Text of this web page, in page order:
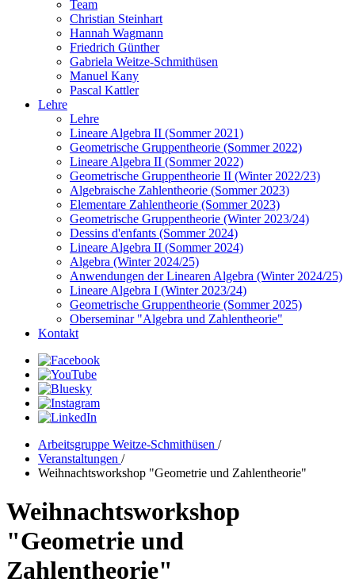
Team
Christian Steinhart
Hannah Wagmann
Friedrich Günther
Gabriela Weitze-Schmithüsen
Manuel Kany
Pascal Kattler
Lehre
Lehre
Lineare Algebra II (Sommer 2021)
Geometrische Gruppentheorie (Sommer 2022)
Lineare Algebra II (Sommer 2022)
Geometrische Gruppentheorie II (Winter 2022/23)
Algebraische Zahlentheorie (Sommer 2023)
Elementare Zahlentheorie (Sommer 2023)
Geometrische Gruppentheorie (Winter 2023/24)
Dessins d'enfants (Sommer 2024)
Lineare Algebra II (Sommer 2024)
Algebra (Winter 2024/25)
Anwendungen der Linearen Algebra (Winter 2024/25)
Lineare Algebra I (Winter 2023/24)
Geometrische Gruppentheorie (Sommer 2025)
Oberseminar "Algebra und Zahlentheorie"
Kontakt
Arbeitsgruppe Weitze-Schmithüsen /
Veranstaltungen /
Weihnachtsworkshop "Geometrie und Zahlentheorie"
Weihnachtsworkshop
"Geometrie und
Zahlentheorie"